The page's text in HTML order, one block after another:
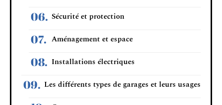
Sécurité et protection
Aménagement et espace
Installations électriques
Les différents types de garages et leurs usages